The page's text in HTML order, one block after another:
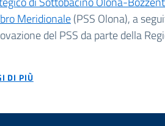
Meridionale(PSS Olona), a
del PSS da parte della
DI PIÙ